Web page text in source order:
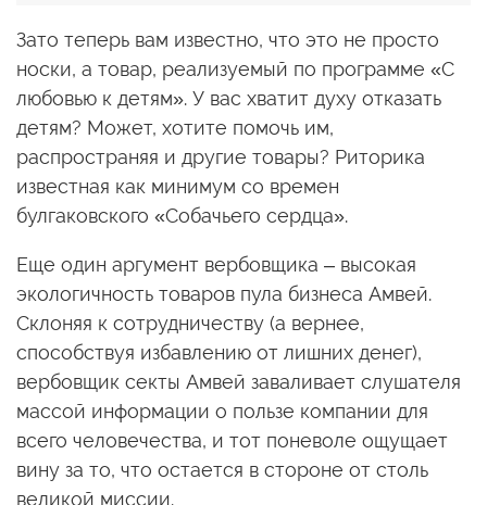
Зато теперь вам известно, что это не просто
носки, а товар, реализуемый по программе «С
любовью к детям». У вас хватит духу отказать
детям? Может, хотите помочь им,
распространяя и другие товары? Риторика
известная как минимум со времен
булгаковского «Собачьего сердца».
Еще один аргумент вербовщика – высокая
экологичность товаров пула бизнеса Амвей.
Склоняя к сотрудничеству (а вернее,
способствуя избавлению от лишних денег),
вербовщик секты Амвей заваливает слушателя
массой информации о пользе компании для
всего человечества, и тот поневоле ощущает
вину за то, что остается в стороне от столь
великой миссии.